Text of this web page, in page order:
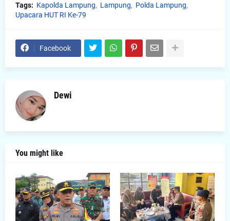
Tags: Kapolda Lampung Lampung
Polda Lampung
Upacara HUT RI Ke-79
Facebook
Dewi
You might like